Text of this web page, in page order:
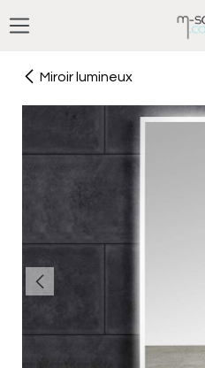
Miroir lumineux